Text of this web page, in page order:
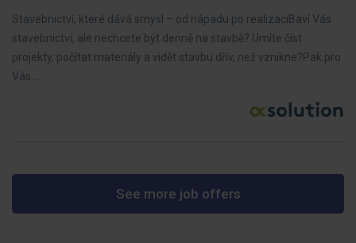
Stavebnictví, které dává smysl – od nápadu po realizaciBaví Vás
stavebnictví, ale nechcete být denně na stavbě? Umíte číst
projekty, počítat materiály a vidět stavbu dřív, než vznikne?Pak pro
Vás…
See more job offers